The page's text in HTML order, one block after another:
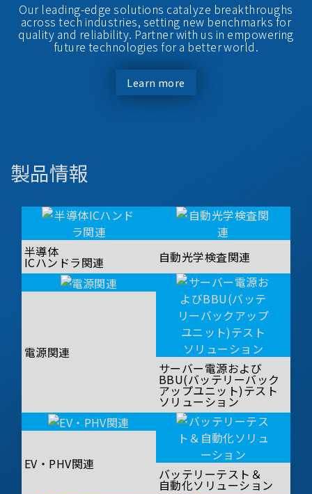
Our leading-edge solutions catalyze breakthroughs
across tech industries, setting new benchmarks for
quality and reliability. Partner with us in empowering
future technologies for a better world.
Learn more
製品情報
半導体
ICハンドラ関連 自動光学検査関連
電源関連
サーバー電源および
BBU(バッテリーバック
アップユニット)テスト
ソリューション
EV・PHV関連
バッテリーテスト＆
自動化ソリューション